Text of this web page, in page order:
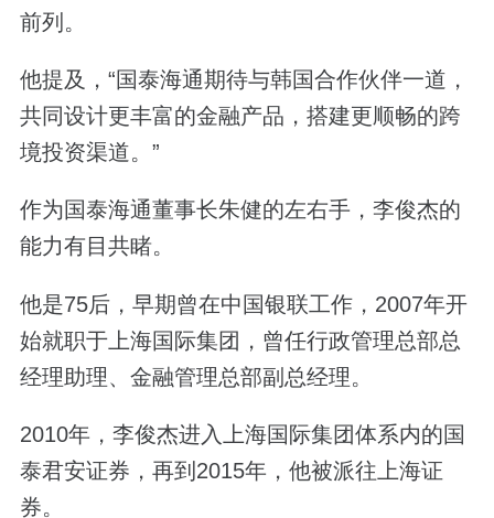
前列。
他提及，“国泰海通期待与韩国合作伙伴一道，
共同设计更丰富的金融产品，搭建更顺畅的跨
境投资渠道。”
作为国泰海通董事长朱健的左右手，李俊杰的
能力有目共睹。
他是75后，早期曾在中国银联工作，2007年开
始就职于上海国际集团，曾任行政管理总部总
经理助理、金融管理总部副总经理。
2010年，李俊杰进入上海国际集团体系内的国
泰君安证券，再到2015年，他被派往上海证
券。